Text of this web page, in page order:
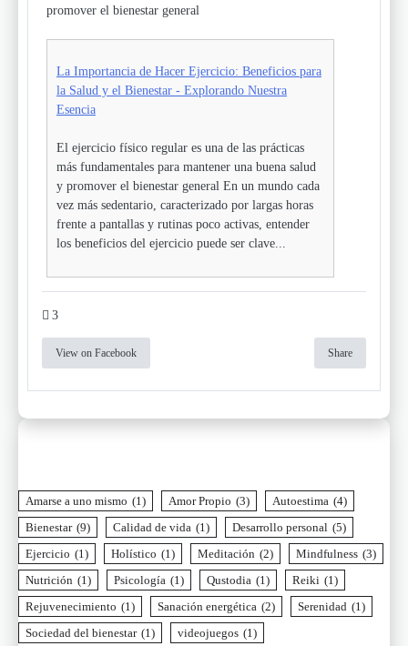
promover el bienestar general
La Importancia de Hacer Ejercicio: Beneficios para
la Salud y el Bienestar - Explorando Nuestra
Esencia
El ejercicio físico regular es una de las prácticas
más fundamentales para mantener una buena salud
y promover el bienestar general En un mundo cada
vez más sedentario, caracterizado por largas horas
frente a pantallas y rutinas poco activas, entender
los beneficios del ejercicio puede ser clave...
3
View on Facebook Share
Amarse a uno mismo (1) Amor Propio (3) Autoestima (4)
Bienestar (9) Calidad de vida (1) Desarrollo personal (5)
Ejercicio (1) Holístico (1) Meditación (2) Mindfulness (3)
Nutrición (1) Psicología (1) Qustodia (1) Reiki (1)
Rejuvenecimiento (1) Sanación energética (2) Serenidad (1)
Sociedad del bienestar (1) videojuegos (1)